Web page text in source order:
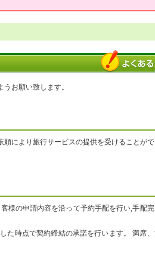
お願い致します。
により旅行サービスの提供を受けることが
様の申請内容を沿って予約手配を行い,手配
た時点で契約締結の承諾を行います。 満席